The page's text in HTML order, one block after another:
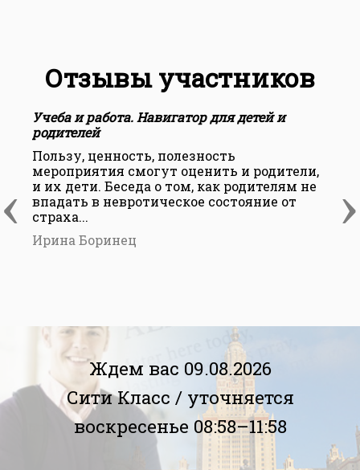
Отзывы участников
‹ ›
Учеба и работа. Навигатор для детей и
родителей
Пользу, ценность, полезность
мероприятия смогут оценить и родители,
и их дети. Беседа о том, как родителям не
впадать в невротическое состояние от
страха...
Ирина Боринец
Ждем вас 09.08.2026
Сити Класс / уточняется
воскресенье 08:58–11:58